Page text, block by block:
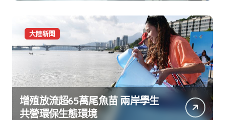
大陸新聞
增殖放流超65萬尾魚苗 兩岸學生
共營環保生態環境